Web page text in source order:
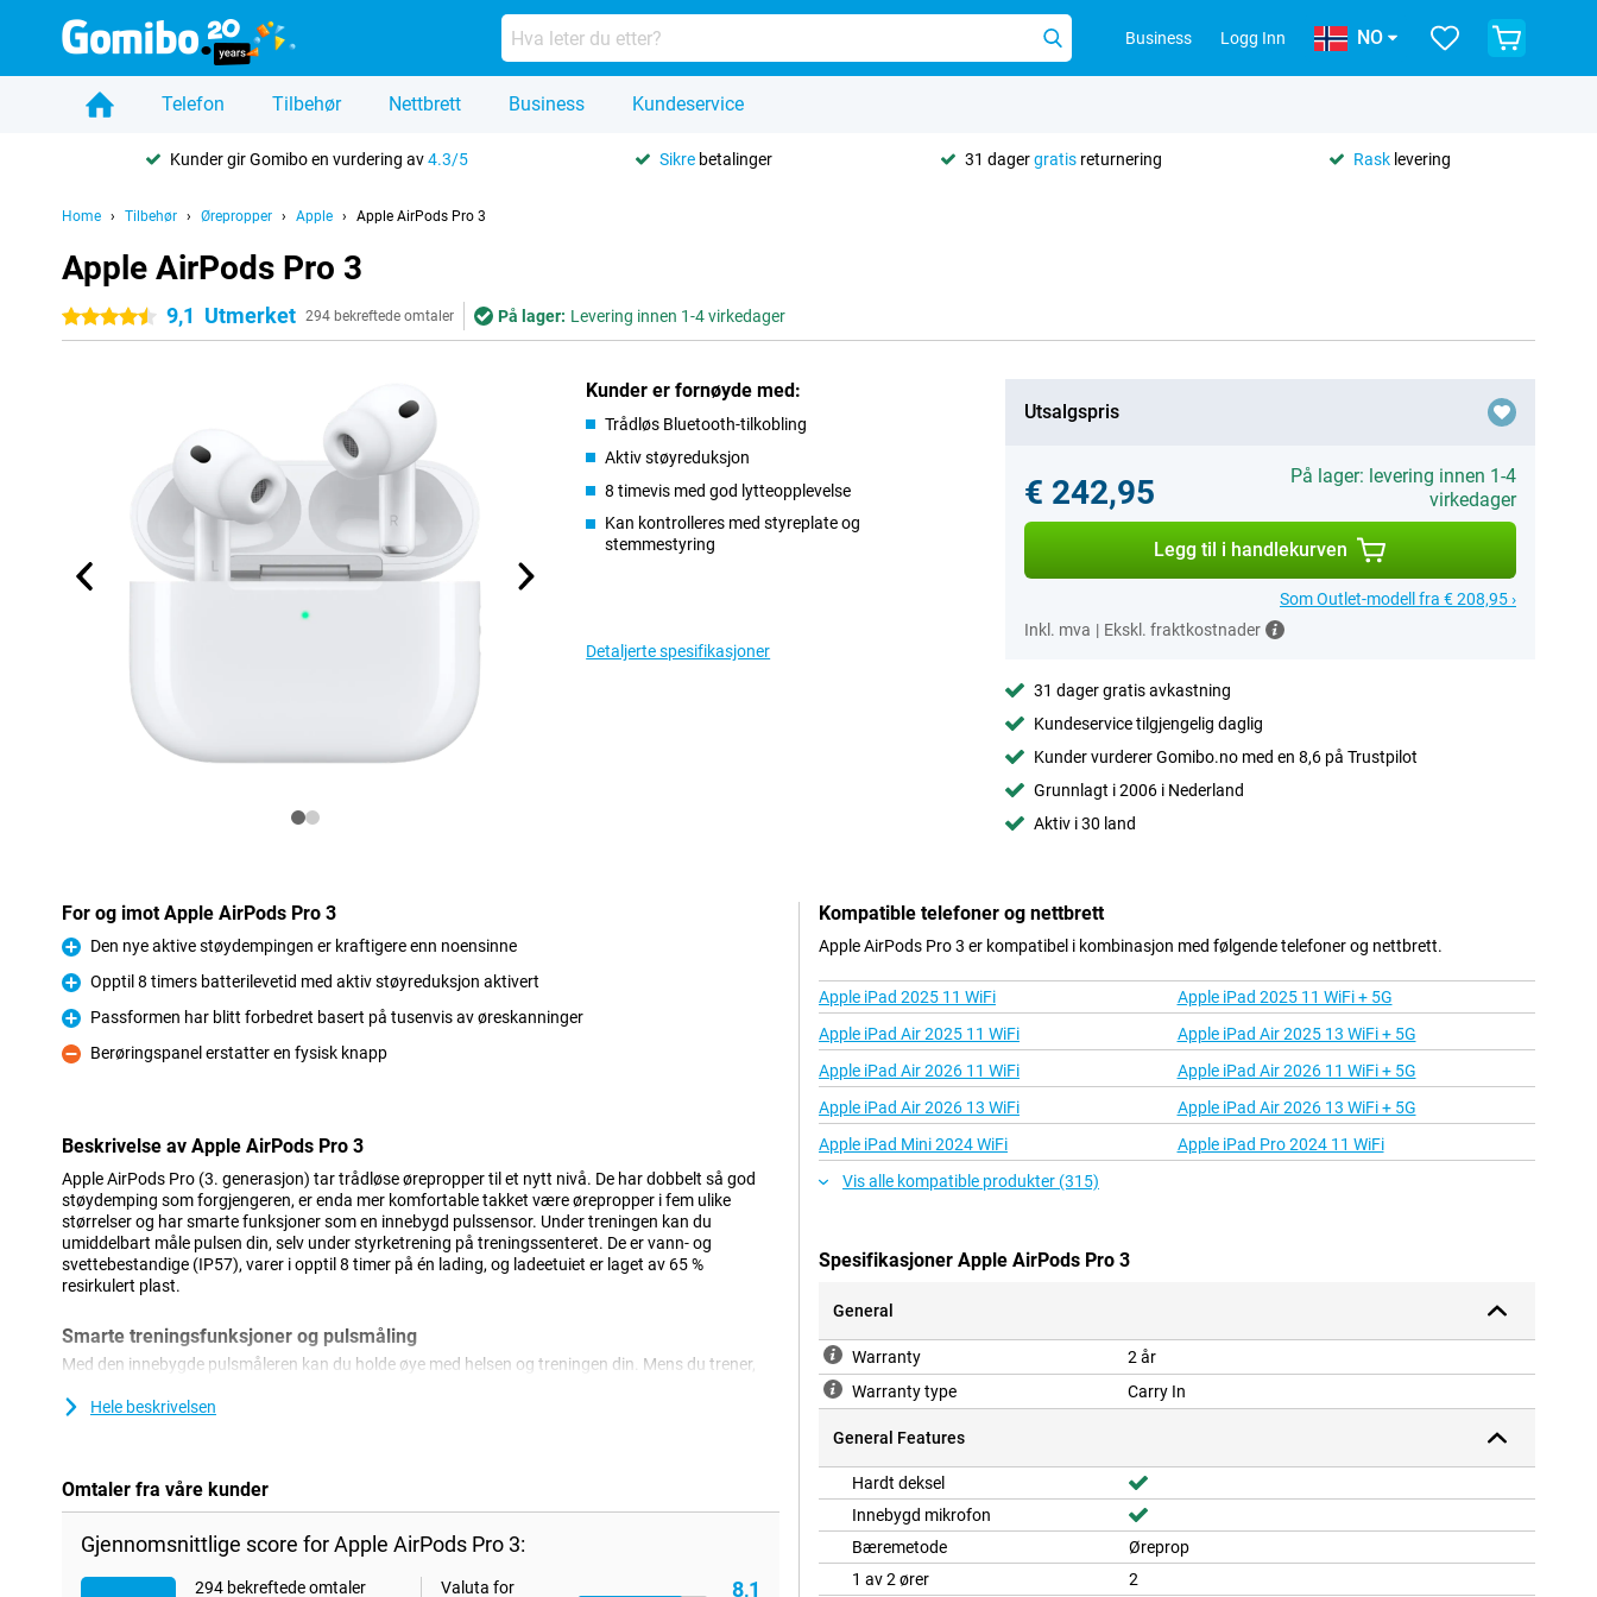
Business Logg Inn NO
Telefon Tilbehør Nettbrett Business Kundeservice
Kunder gir Gomibo en vurdering av4.3/5 Sikre betalinger 31 dagergratisreturnering Rask levering
Home Tilbehør Ørepropper Apple Apple AirPods Pro 3
Apple AirPods Pro 3
4.5 stjerner
9,1 Utmerket 294 bekreftede omtaler På lager: Levering innen 1-4 virkedager
Kunder er fornøyde med:
Trådløs Bluetooth-tilkobling
Aktiv støyreduksjon
8 timevis med god lytteopplevelse
Kan kontrolleres med styreplate og
stemmestyring
Detaljerte spesifikasjoner
Utsalgspris
€ 242,95
På lager: levering innen 1-4
virkedager
Legg til i handlekurven
Som Outlet-modell fra € 208,95 ›
Inkl. mva | Ekskl. fraktkostnader
31 dager gratis avkastning
Kundeservice tilgjengelig daglig
Kunder vurderer Gomibo.no med en 8,6 på Trustpilot
Grunnlagt i 2006 i Nederland
Aktiv i 30 land
For og imot Apple AirPods Pro 3
Fordel
Den nye aktive støydempingen er kraftigere enn noensinne
Fordel
Opptil 8 timers batterilevetid med aktiv støyreduksjon aktivert
Fordel
Passformen har blitt forbedret basert på tusenvis av øreskanninger
Ulempe
Berøringspanel erstatter en fysisk knapp
Beskrivelse av Apple AirPods Pro 3
Apple AirPods Pro (3. generasjon) tar trådløse ørepropper til et nytt nivå. De har dobbelt så god
støydemping som forgjengeren, er enda mer komfortable takket være ørepropper i fem ulike
størrelser og har smarte funksjoner som en innebygd pulssensor. Under treningen kan du
umiddelbart måle pulsen din, selv under styrketrening på treningssenteret. De er vann- og
svettebestandige (IP57), varer i opptil 8 timer på én lading, og ladeetuiet er laget av 65 %
resirkulert plast.
Smarte treningsfunksjoner og pulsmåling
Med den innebygde pulsmåleren kan du holde øye med helsen og treningen din. Mens du trener,
Trening på iPhone. Enten du løper, går eller trener på treningssenter, vil Apple AirPods Pro (3.
Støydemping og hørselsbeskyttelse
gjennomsiktighetsmodus, slik at du kan føre samtaler uten å ta av øreproppene. AirPods Pro
Hele beskrivelsen
Omtaler fra våre kunder
Gjennomsnittlige score for Apple AirPods Pro 3:
294 bekreftede omtaler
Valuta for
8,1
Kompatible telefoner og nettbrett
Apple AirPods Pro 3 er kompatibel i kombinasjon med følgende telefoner og nettbrett.
Apple iPad 2025 11 WiFi
Apple iPad 2025 11 WiFi + 5G
Apple iPad Air 2025 11 WiFi
Apple iPad Air 2025 13 WiFi + 5G
Apple iPad Air 2026 11 WiFi
Apple iPad Air 2026 11 WiFi + 5G
Apple iPad Air 2026 13 WiFi
Apple iPad Air 2026 13 WiFi + 5G
Apple iPad Mini 2024 WiFi
Apple iPad Pro 2024 11 WiFi
Vis alle kompatible produkter (315)
Spesifikasjoner Apple AirPods Pro 3
General
Warranty
2 år
Warranty type
Carry In
General Features
Hardt deksel
Innebygd mikrofon
Bæremetode
Øreprop
1 av 2 ører
2